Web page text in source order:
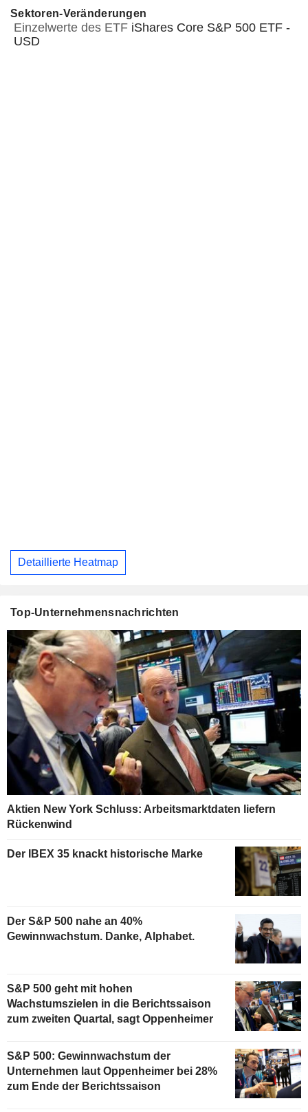
Sektoren-Veränderungen
Einzelwerte des ETF iShares Core S&P 500 ETF -
USD
Detaillierte Heatmap
Top-Unternehmensnachrichten
Aktien New York Schluss: Arbeitsmarktdaten liefern
Rückenwind
Der IBEX 35 knackt historische Marke
Der S&P 500 nahe an 40%
Gewinnwachstum. Danke, Alphabet.
S&P 500 geht mit hohen
Wachstumszielen in die Berichtssaison
zum zweiten Quartal, sagt Oppenheimer
S&P 500: Gewinnwachstum der
Unternehmen laut Oppenheimer bei 28%
zum Ende der Berichtssaison